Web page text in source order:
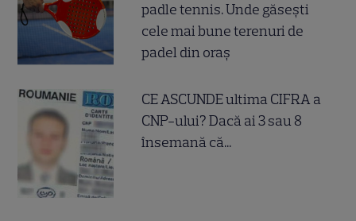
padle tennis. Unde găsești
cele mai bune terenuri de
padel din oraș
CE ASCUNDE ultima CIFRA a
CNP-ului? Dacă ai 3 sau 8
însemană că...